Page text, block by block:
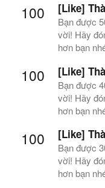
100 [Like]
Bạn được
vời! Hãy
hơn bạn
100 [Like]
Bạn được
vời! Hãy
hơn bạn
100 [Like]
Bạn được
vời! Hãy
hơn bạn